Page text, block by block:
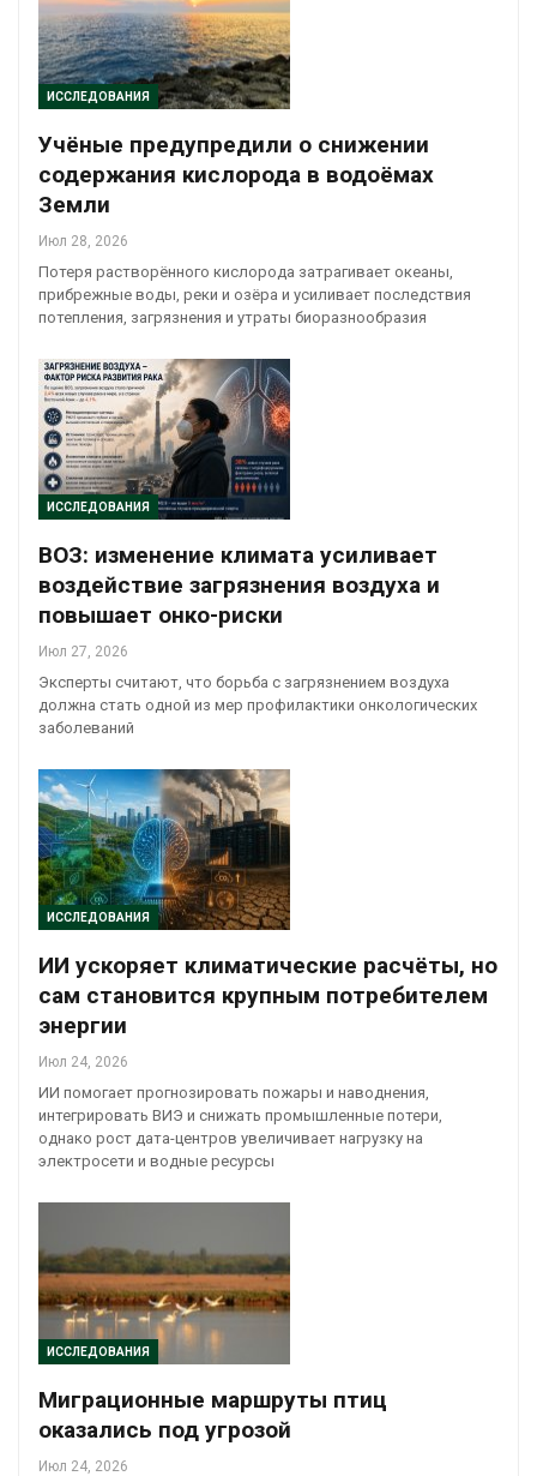
ИССЛЕДОВАНИЯ
Учёные предупредили о снижении
содержания кислорода в водоёмах
Земли
Июл 28, 2026
Потеря растворённого кислорода затрагивает океаны,
прибрежные воды, реки и озёра и усиливает последствия
потепления, загрязнения и утраты биоразнообразия
ИССЛЕДОВАНИЯ
ВОЗ: изменение климата усиливает
воздействие загрязнения воздуха и
повышает онко-риски
Июл 27, 2026
Эксперты считают, что борьба с загрязнением воздуха
должна стать одной из мер профилактики онкологических
заболеваний
ИССЛЕДОВАНИЯ
ИИ ускоряет климатические расчёты, но
сам становится крупным потребителем
энергии
Июл 24, 2026
ИИ помогает прогнозировать пожары и наводнения,
интегрировать ВИЭ и снижать промышленные потери,
однако рост дата-центров увеличивает нагрузку на
электросети и водные ресурсы
ИССЛЕДОВАНИЯ
Миграционные маршруты птиц
оказались под угрозой
Июл 24, 2026